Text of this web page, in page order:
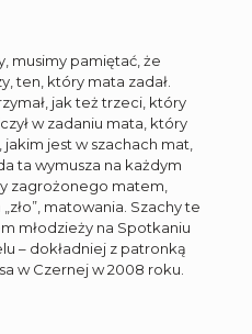
musimy pamiętać, że
ten, który mata zadał.
jak też trzeci, który
w zadaniu mata, który
jakim jest w szachach mat,
ta wymusza na każdym
zagrożonego matem,
matowania. Szachy te
młodzieży na Spotkaniu
– dokładniej z patronką
w Czernej w 2008 roku.